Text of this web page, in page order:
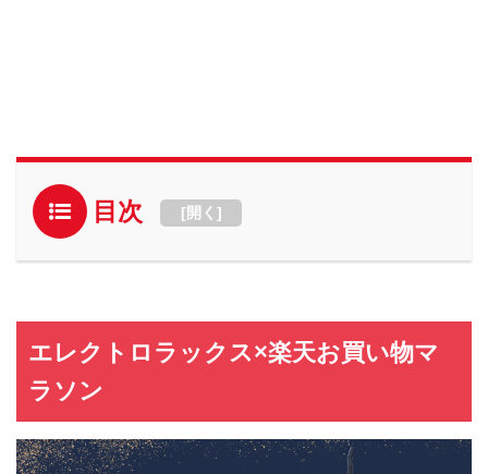
目次 [開く ]
エレクトロラックス×楽天お買い物マ
ラソン